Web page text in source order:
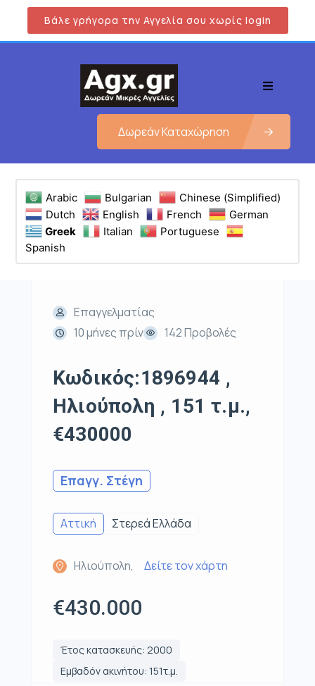
Βάλε γρήγορα την Αγγελία σου χωρίς login
Δωρεάν Καταχώρηση
Arabic Bulgarian
Chinese (Simplified)
Dutch
English French
German
Greek
Italian
Portuguese
Spanish
Επαγγελματίας
10 μήνες πρίν
142 Προβολές
Κωδικός:1896944 ,
Ηλιούπολη , 151 τ.μ.,
€430000
Επαγγ. Στέγη
Αττική Στερεά Ελλάδα
Ηλιούπολη, Δείτε τον χάρτη
€430.000
Έτος κατασκευής: 2000
Εμβαδόν ακινήτου: 151τ.μ.